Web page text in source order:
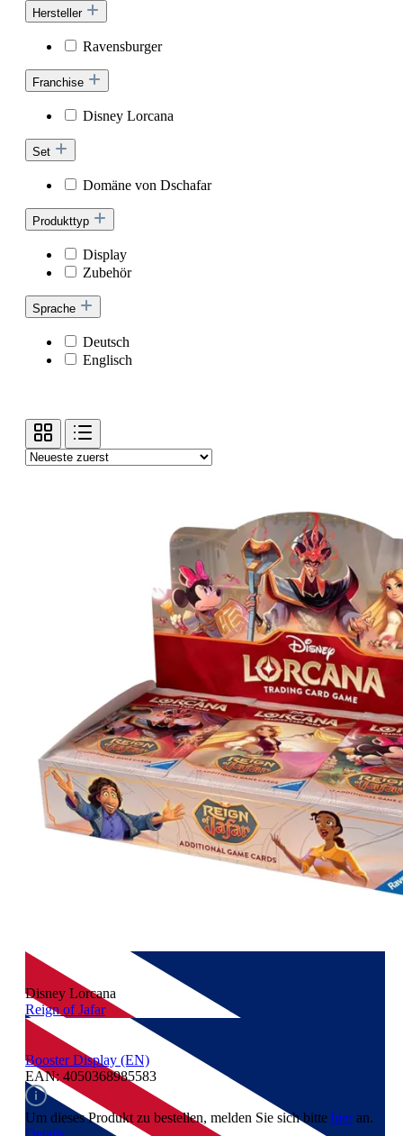
Hersteller
Ravensburger
Franchise
Disney Lorcana
Set
Domäne von Dschafar
Produkttyp
Display
Zubehör
Sprache
Deutsch
Englisch
Disney Lorcana
Reign of Jafar
Booster Display (EN)
EAN: 4050368985583
Um dieses Produkt zu bestellen, melden Sie sich bitte hieran.